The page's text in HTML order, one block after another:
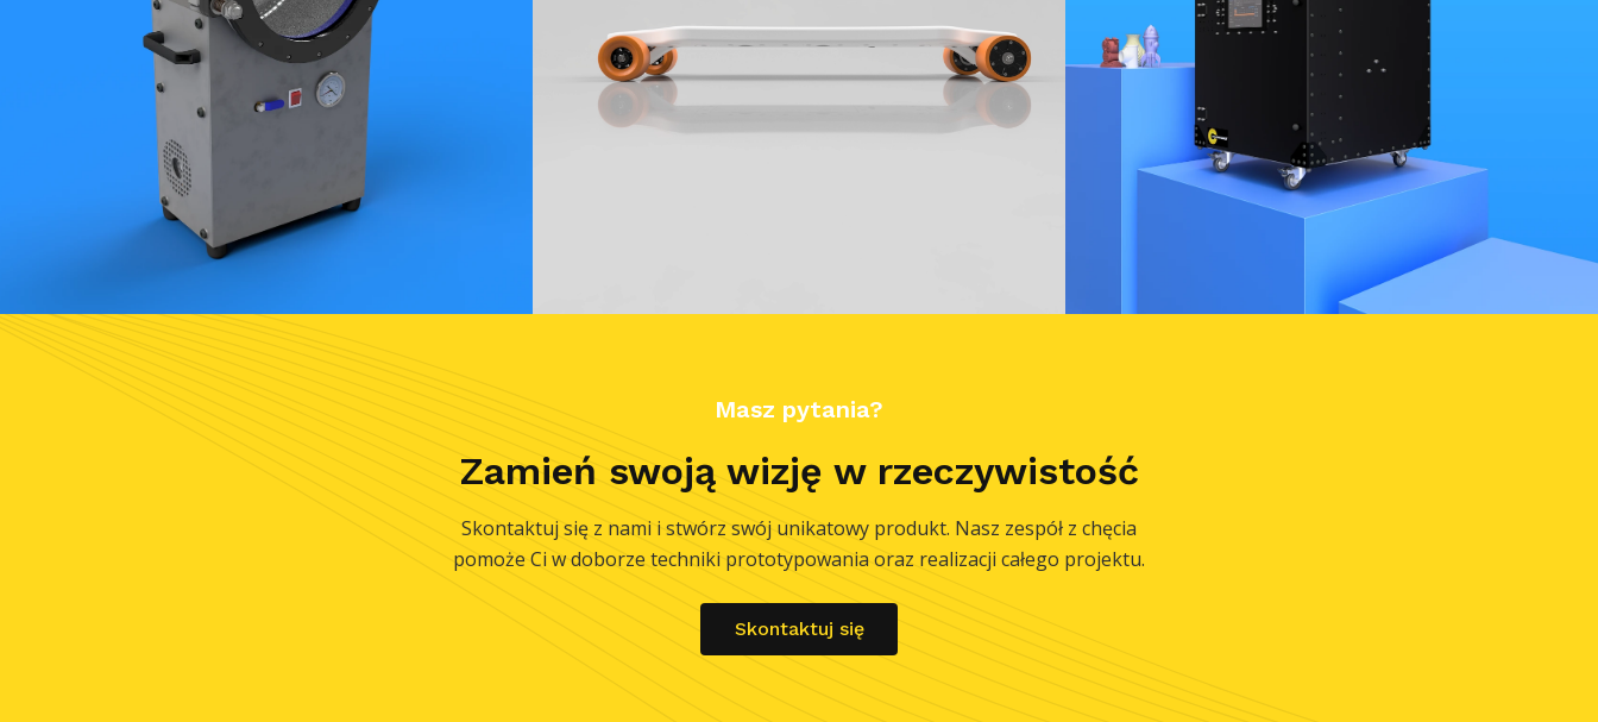
Masz pytania?
Zamień swoją wizję w rzeczywistość
Skontaktuj się z nami i stwórz swój unikatowy produkt. Nasz zespół z chęcia
pomoże Ci w doborze techniki prototypowania oraz realizacji całego projektu.
Skontaktuj się